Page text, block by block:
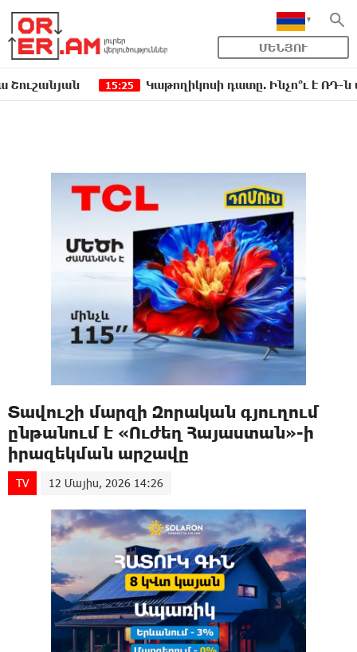
ՄԵՆՅՈՒ
15:25 Կաթողիկոսի դատը. Ինչո՞ւ է ՌԴ-ն
Տավուշի մարզի Զորական գյուղում
ընթանում է «Ուժեղ Հայաստան»-ի
իրազեկման արշավը
TV 12 Մայիս, 2026 14:26